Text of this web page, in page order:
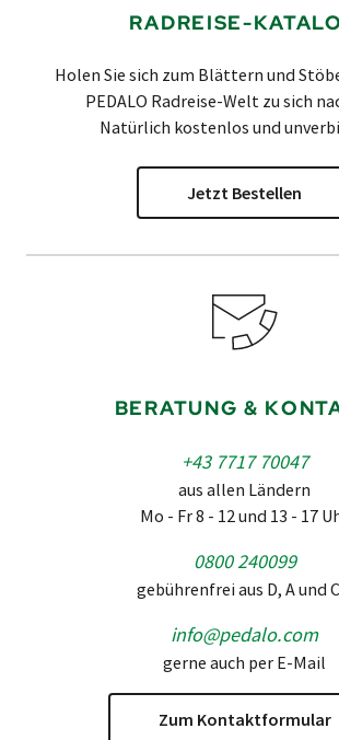
RADREISE-
Holen Sie sich zum Blättern und
PEDALO Radreise-Welt zu sich
Natürlich kostenlos und
Jetzt Bestellen
BERATUNG &
+43 7717 70047
aus allen Ländern
Mo - Fr 8 - 12 und 13 - 17
0800 240099
gebührenfrei aus D, A und
info@pedalo.com
gerne auch per E-Mail
Zum Kontaktformular